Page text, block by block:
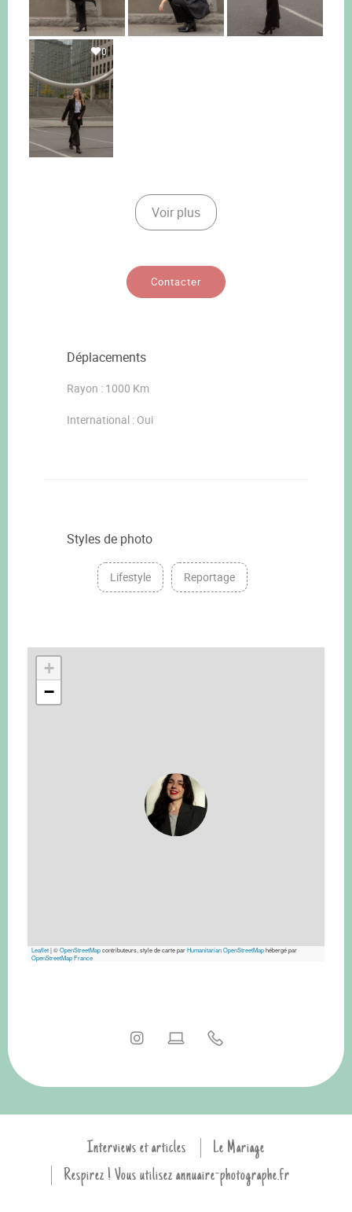
0
Voir plus
Contacter
Déplacements
Rayon : 1000 Km
International : Oui
Styles de photo
Lifestyle Reportage
+
−
Leaflet|©OpenStreetMapcontributeurs, style de carte parHumanitarian OpenStreetMaphébergé par
OpenStreetMap France
Interviews et articles
Le Mariage
Respirez ! Vous utilisez annuaire-photographe.fr